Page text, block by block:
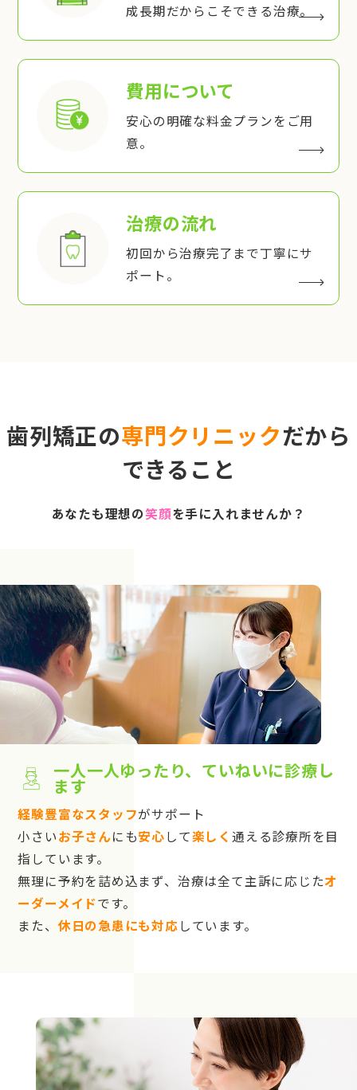
成長期だからこそできる治療。
費用について
安心の明確な料金プランをご用
意。
治療の流れ
初回から治療完了まで丁寧にサ
ポート。
歯列矯正の専門クリニックだから
できること
あなたも理想の笑顔を手に入れませんか？
一人一人ゆったり、ていねいに診療し
ます
経験豊富なスタッフがサポート
小さいお子さんにも安心して楽しく 通える診療所を目
指しています。
無理に予約を詰め込まず、治療は全て主訴に応じたオ
ーダーメイドです。
また、 休日の急患にも対応しています。